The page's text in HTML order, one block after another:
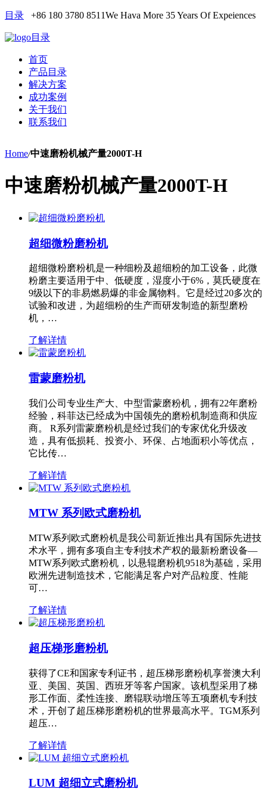
目录 +86 180 3780 8511We Hava More 35 Years Of Expeiences
目录
首页
产品目录
解决方案
成功案例
关于我们
联系我们
Home/中速磨粉机械产量2000T-H
中速磨粉机械产量2000T-H
超细微粉磨粉机
超细微粉磨粉机是一种细粉及超细粉的加工设备，此微
粉磨主要适用于中、低硬度，湿度小于6%，莫氏硬度在
9级以下的非易燃易爆的非金属物料。它是经过20多次的
试验和改进，为超细粉的生产而研发制造的新型磨粉
机，…
了解详情
雷蒙磨粉机
我们公司专业生产大、中型雷蒙磨粉机，拥有22年磨粉
经验，科菲达已经成为中国领先的磨粉机制造商和供应
商。 R系列雷蒙磨粉机是经过我们的专家优化升级改
造，具有低损耗、投资小、环保、占地面积小等优点，
它比传…
了解详情
MTW 系列欧式磨粉机
MTW系列欧式磨粉机是我公司新近推出具有国际先进技
术水平，拥有多项自主专利技术产权的最新粉磨设备—
MTW系列欧式磨粉机，以悬辊磨粉机9518为基础，采用
欧洲先进制造技术，它能满足客户对产品粒度、性能
可…
了解详情
超压梯形磨粉机
获得了CE和国家专利证书，超压梯形磨粉机享誉澳大利
亚、美国、英国、西班牙等客户国家。该机型采用了梯
形工作面、柔性连接、磨辊联动增压等五项磨机专利技
术，开创了超压梯形磨粉机的世界最高水平。TGM系列
超压…
了解详情
LUM 超细立式磨粉机